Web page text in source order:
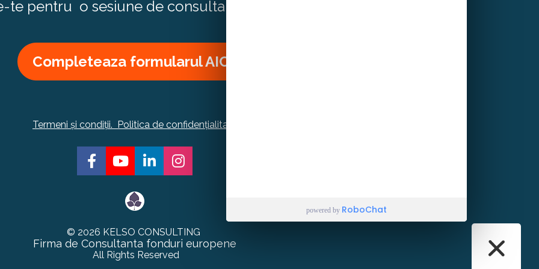
te pentru  o sesiune de consultanta Gratuita !
Completeaza formularul AICI!
Termeni și condiții.  Politica de confidențialitate
Share on Facebook
Share on Youtube
Share on LinkedIn
Share on Instagram
© 2026 KELSO CONSULTING
Firma de Consultanta fonduri europene
  All Rights Reserved